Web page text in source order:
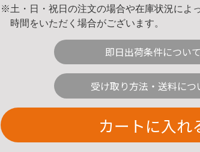
※土・日・祝日の注文の場合や在庫状況によ
時間をいただく場合がございます。
即日出荷条件について
受け取り方法・送料につ
カートに入れ